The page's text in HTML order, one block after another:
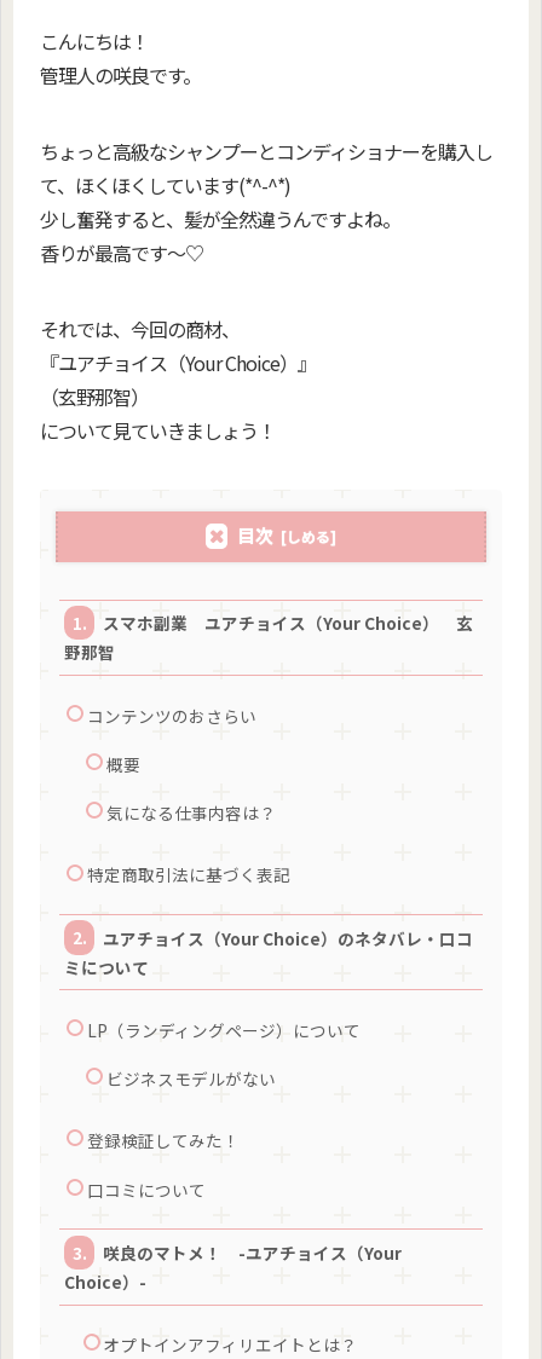
こんにちは！
管理人の咲良です。
ちょっと高級なシャンプーとコンディショナーを購入し
て、ほくほくしています(*^-^*)
少し奮発すると、髪が全然違うんですよね。
香りが最高です～♡
それでは、今回の商材、
『ユアチョイス（Your Choice）』
（玄野那智）
について見ていきましょう！
目次
スマホ副業 ユアチョイス（Your Choice） 玄
野那智
コンテンツのおさらい
概要
気になる仕事内容は？
特定商取引法に基づく表記
ユアチョイス（Your Choice）のネタバレ・口コ
ミについて
LP（ランディングページ）について
ビジネスモデルがない
登録検証してみた！
口コミについて
咲良のマトメ！ -ユアチョイス（Your
Choice）-
オプトインアフィリエイトとは？